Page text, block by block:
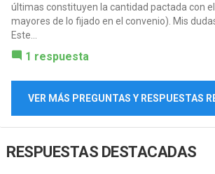
últimas constituyen la cantidad pactada con
mayores de lo fijado en el convenio). Mis
Este...
1 respuesta
VER MÁS PREGUNTAS Y RESPUESTAS
RESPUESTAS DESTACADAS